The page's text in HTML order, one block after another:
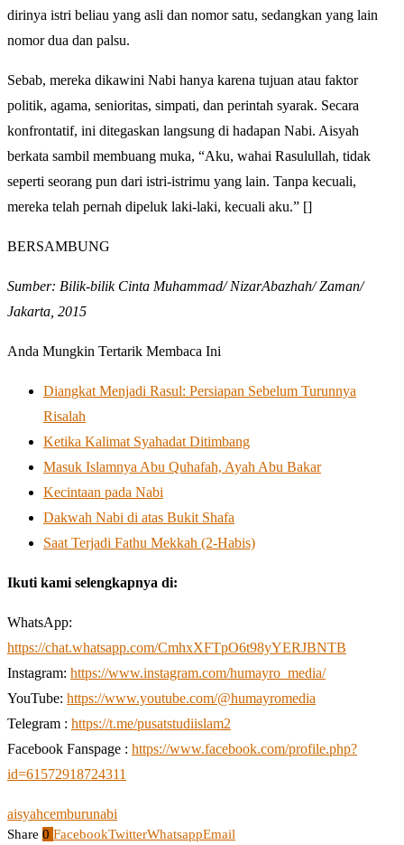
dirinya istri beliau yang asli dan nomor satu, sedangkan yang lain
nomor dua dan palsu.
Sebab, mereka dikawini Nabi hanya karena tujuan atau faktor
politik, agama, senioritas, simpati, dan perintah syarak. Secara
konfrontatif, ini ditegaskan langsung di hadapan Nabi. Aisyah
berkata sambil membuang muka, “Aku, wahai Rasulullah, tidak
seperti seorang pun dari istri-istrimu yang lain. Tanpa kecuali,
mereka telah pernah dipeluk laki-laki, kecuali aku.” []
BERSAMBUNG
Sumber: Bilik-bilik Cinta Muhammad/ NizarAbazhah/ Zaman/
Jakarta, 2015
Anda Mungkin Tertarik Membaca Ini
Diangkat Menjadi Rasul: Persiapan Sebelum Turunnya
Risalah
Ketika Kalimat Syahadat Ditimbang
Masuk Islamnya Abu Quhafah, Ayah Abu Bakar
Kecintaan pada Nabi
Dakwah Nabi di atas Bukit Shafa
Saat Terjadi Fathu Mekkah (2-Habis)
Ikuti kami selengkapnya di:
WhatsApp:
https://chat.whatsapp.com/CmhxXFTpO6t98yYERJBNTB
Instagram: https://www.instagram.com/humayro_media/
YouTube: https://www.youtube.com/@humayromedia
Telegram : https://t.me/pusatstudiislam2
Facebook Fanspage : https://www.facebook.com/profile.php?
id=61572918724311
aisyahcemburunabi
Share 0 FacebookTwitterWhatsappEmail